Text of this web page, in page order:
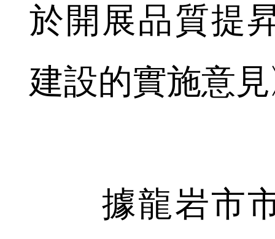
於開展品質提
建設的實施意
據龍岩市市